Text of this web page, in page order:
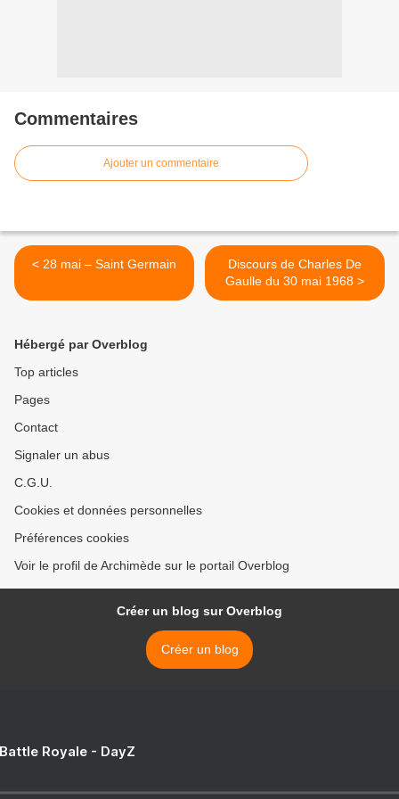
Commentaires
Ajouter un commentaire
< 28 mai – Saint Germain
Discours de Charles De
Gaulle du 30 mai 1968 >
Hébergé par Overblog
Top articles
Pages
Contact
Signaler un abus
C.G.U.
Cookies et données personnelles
Préférences cookies
Voir le profil de Archimède sur le portail Overblog
Créer un blog sur Overblog
Créer un blog
Royale - DayZ